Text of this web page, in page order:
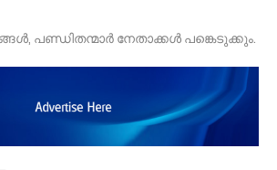
പണ്ഡിതന്മാർ നേതാക്കൾ പങ്കെടുക്കും.